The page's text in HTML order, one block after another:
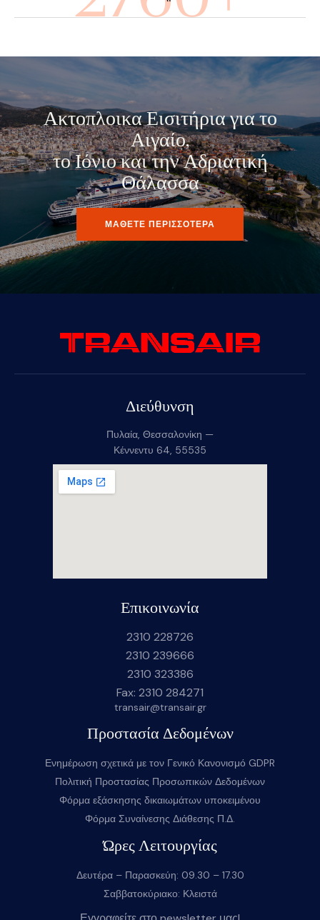
Ακτοπλοικα Εισιτήρια για το
Αιγαίο,
το Ιόνιο και την Αδριατική
Θάλασσα
ΜΑΘΕΤΕ ΠΕΡΙΣΣΟΤΕΡΑ
Διεύθυνση
Πυλαία, Θεσσαλονίκη —
Κέννεντυ 64, 55535
Επικοινωνία
2310 228726
2310 239666
2310 323386
Fax: 2310 284271
transair@transair.gr
Προστασία Δεδομένων
Ενημέρωση σχετικά με τον Γενικό Κανονισμό GDPR
Πολιτική Προστασίας Προσωπικών Δεδομένων
Φόρμα εξάσκησης δικαιωμάτων υποκειμένου
Φόρμα Συναίνεσης Διάθεσης Π.Δ.
Ώρες Λειτουργίας
Δευτέρα – Παρασκεύη: 09.30 – 17.30
Σαββατοκύριακο: Κλειστά